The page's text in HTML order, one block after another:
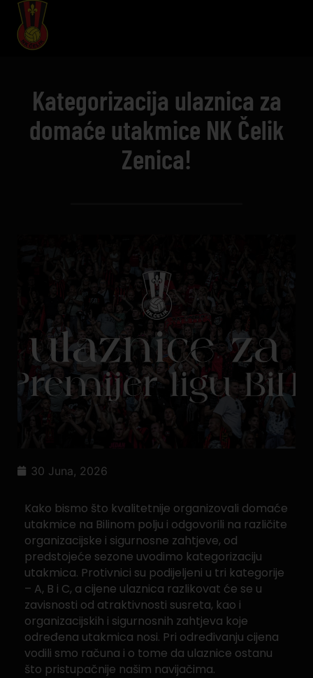
Kategorizacija ulaznica za
domaće utakmice NK Čelik
Zenica!
30 Juna, 2026
Kako bismo što kvalitetnije organizovali domaće
utakmice na Bilinom polju i odgovorili na različite
organizacijske i sigurnosne zahtjeve, od
predstojeće sezone uvodimo kategorizaciju
utakmica. Protivnici su podijeljeni u tri kategorije
– A, B i C, a cijene ulaznica razlikovat će se u
zavisnosti od atraktivnosti susreta, kao i
organizacijskih i sigurnosnih zahtjeva koje
određena utakmica nosi. Pri određivanju cijena
vodili smo računa i o tome da ulaznice ostanu
što pristupačnije našim navijačima.